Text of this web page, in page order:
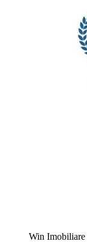
Win Imobiliare